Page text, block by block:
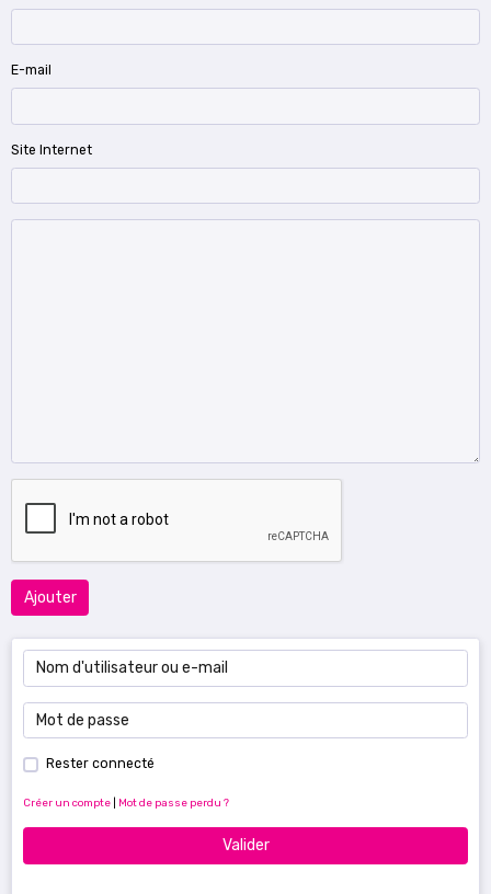
E-mail
Site Internet
Ajouter
Rester connecté
Créer un compte Mot de passe perdu ?
Valider